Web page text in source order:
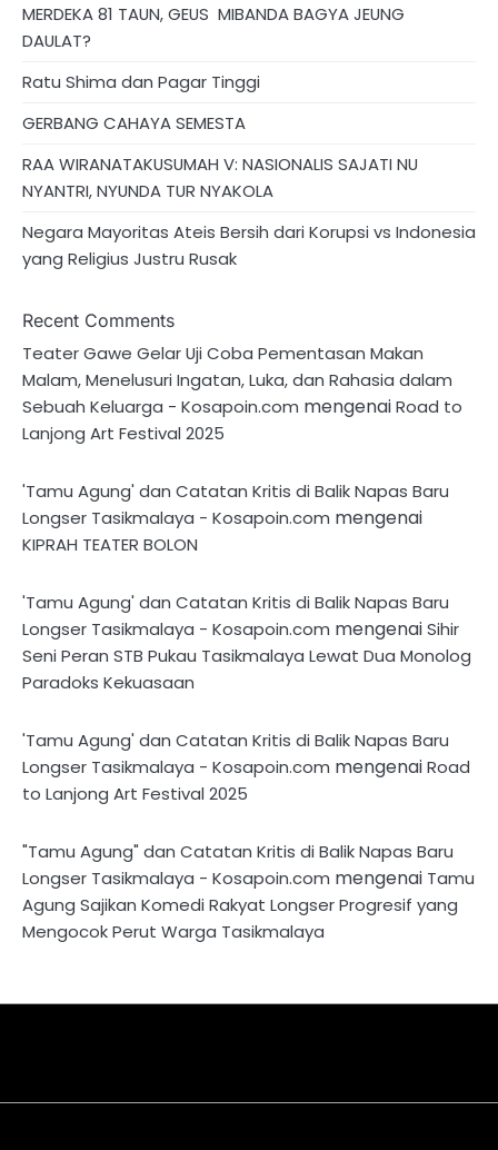
MERDEKA 81 TAUN, GEUS MIBANDA BAGYA JEUNG
DAULAT?
Ratu Shima dan Pagar Tinggi
GERBANG CAHAYA SEMESTA
RAA WIRANATAKUSUMAH V: NASIONALIS SAJATI NU
NYANTRI, NYUNDA TUR NYAKOLA
Negara Mayoritas Ateis Bersih dari Korupsi vs Indonesia
yang Religius Justru Rusak
Recent Comments
Teater Gawe Gelar Uji Coba Pementasan Makan
Malam, Menelusuri Ingatan, Luka, dan Rahasia dalam
Sebuah Keluarga - Kosapoin.com mengenaiRoad to
Lanjong Art Festival 2025
'Tamu Agung' dan Catatan Kritis di Balik Napas Baru
Longser Tasikmalaya - Kosapoin.com mengenai
KIPRAH TEATER BOLON
'Tamu Agung' dan Catatan Kritis di Balik Napas Baru
Longser Tasikmalaya - Kosapoin.com mengenaiSihir
Seni Peran STB Pukau Tasikmalaya Lewat Dua Monolog
Paradoks Kekuasaan
'Tamu Agung' dan Catatan Kritis di Balik Napas Baru
Longser Tasikmalaya - Kosapoin.com mengenaiRoad
to Lanjong Art Festival 2025
"Tamu Agung" dan Catatan Kritis di Balik Napas Baru
Longser Tasikmalaya - Kosapoin.com mengenai Tamu
Agung Sajikan Komedi Rakyat Longser Progresif yang
Mengocok Perut Warga Tasikmalaya